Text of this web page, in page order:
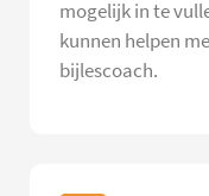
mogelijk in te
kunnen helpen
bijlescoach.